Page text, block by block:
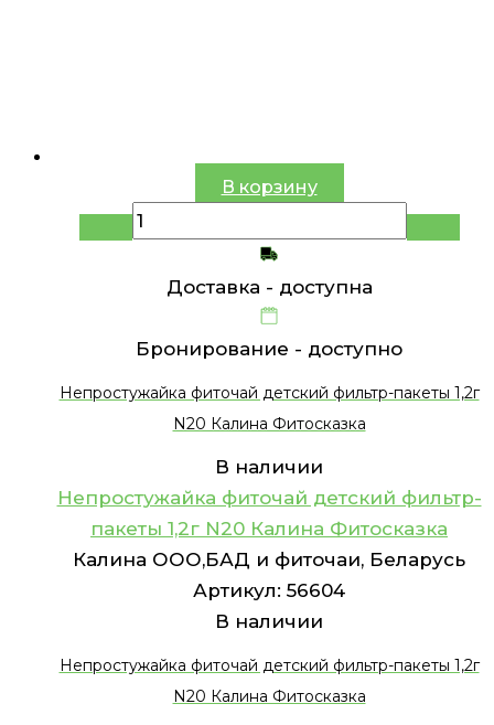
В корзину
Доставка - доступна
Бронирование - доступно
Непростужайка фиточай детский фильтр-пакеты 1,2г
N20 Калина Фитосказка
В наличии
Непростужайка фиточай детский фильтр-
пакеты 1,2г N20 Калина Фитосказка
Калина ООО,БАД и фиточаи, Беларусь
Артикул: 56604
В наличии
Непростужайка фиточай детский фильтр-пакеты 1,2г
N20 Калина Фитосказка